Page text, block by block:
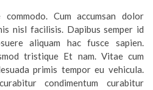
Cum accumsan dolor
nisl facilisis. Dapibus semper id
aliquam hac fusce sapien.
tristique Et nam. Vitae cum
primis tempor eu vehicula.
condimentum curabitur